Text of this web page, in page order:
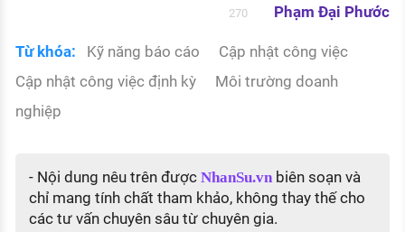
270 Phạm Đại Phước
Từ khóa: Kỹ năng báo cáo
Cập nhật công việc
Cập nhật công việc định kỳ
Môi trường doanh
nghiệp
- Nội dung nêu trên được NhanSu.vnbiên soạn và
chỉ mang tính chất tham khảo, không thay thế cho
các tư vấn chuyên sâu từ chuyên gia.